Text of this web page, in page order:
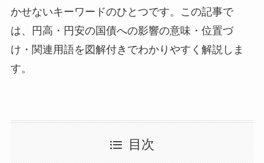
かせないキーワードのひとつです。この記事で
は、円高・円安の国債への影響の意味・位置づ
け・関連用語を図解付きでわかりやすく解説しま
す。
目次